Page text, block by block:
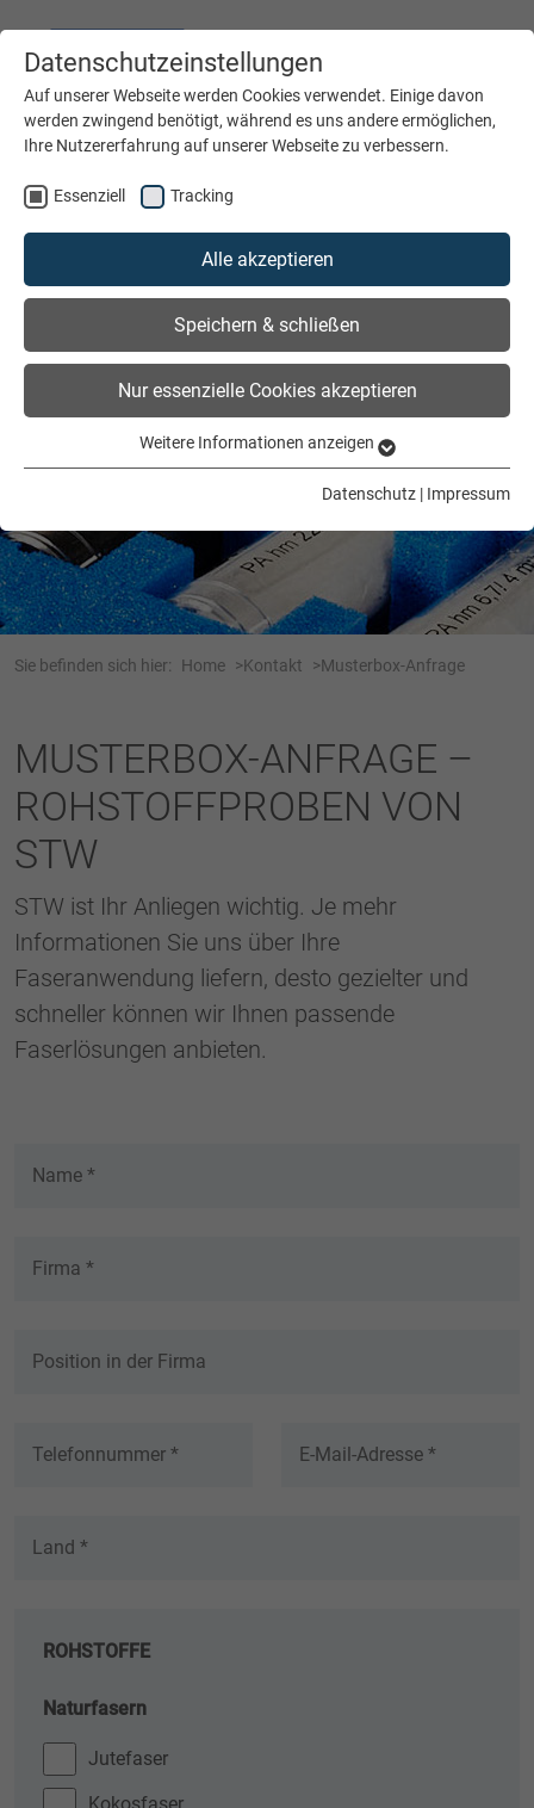
DEUTSCH
Sie befinden sich hier: Home Kontakt Musterbox-Anfrage
MUSTERBOX-ANFRAGE –
ROHSTOFFPROBEN VON
STW
STW ist Ihr Anliegen wichtig. Je mehr
Informationen Sie uns über Ihre
Faseranwendung liefern, desto gezielter und
schneller können wir Ihnen passende
Faserlösungen anbieten.
ROHSTOFFE
Naturfasern
Jutefaser
Datenschutzeinstellungen
Auf unserer Webseite werden Cookies verwendet. Einige davon
werden zwingend benötigt, während es uns andere ermöglichen,
Ihre Nutzererfahrung auf unserer Webseite zu verbessern.
Essenziell Tracking
Alle akzeptieren
Speichern & schließen
Nur essenzielle Cookies akzeptieren
Essenzielle Cookies werden für grundlegende Funktionen der
Webseite einwandfrei funktioniert.
Name cookie_optin
Anbieter
Zweck
Dieses Cookie wird verwendet, um Ihre
Cookie-Einstellungen für diese Website zu
speichern.
Name
Anbieter
Laufzeit 1 Jahr
Dieser Wert speichert Ihre Consent-
Einstellungen. Unter anderem eine zufällig
Cookie-Informationen anzeigen
Tracking
Weitere Informationen anzeigen
Datenschutz | Impressum